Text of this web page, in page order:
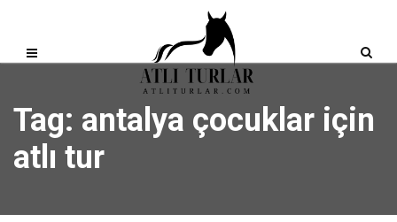
Tag: antalya çocuklar için
atlı tur